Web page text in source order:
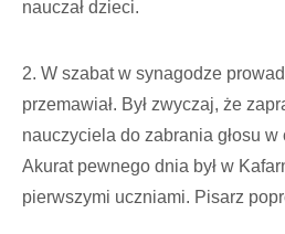
nauczał dzieci.
2. W szabat w synagodze
przemawiał. Był zwyczaj, że
nauczyciela do zabrania głosu
Akurat pewnego dnia był w
pierwszymi uczniami. Pisarz